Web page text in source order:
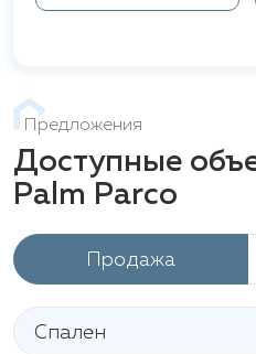
Предложения
Доступные
Palm Parco
Продажа
Спален